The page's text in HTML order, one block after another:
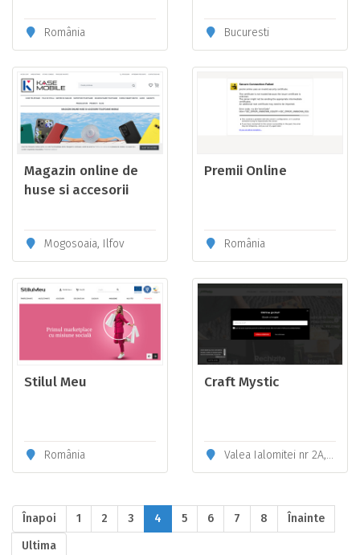
România Bucuresti
Magazin online de
huse si accesorii
Mogosoaia, Ilfov
Premii Online
România
Stilul Meu
România
Craft Mystic
Valea Ialomitei nr 2A, Sector 6, Bucuresti 061965
Înapoi 1 2 3 4 5 6 7 8
Înainte
Ultima